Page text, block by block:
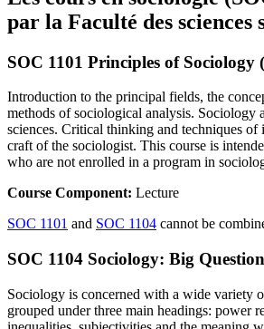
par la Faculté des sciences
SOC 1101 Principles of Sociology
Introduction to the principal fields, the
methods of sociological analysis. Sociology
sciences. Critical thinking and techniques
craft of the sociologist. This course is
who are not enrolled in a program in
Course Component: Lecture
SOC 1101 and SOC 1104 cannot be
SOC 1104 Sociology: Big
Sociology is concerned with a wide variety
grouped under three main headings: power